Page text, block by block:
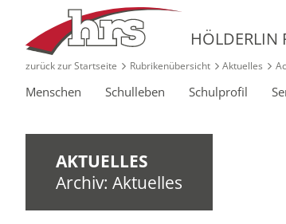
HÖLDERLIN
zurück zur Startseite Rubrikenübersicht Aktuelles
Menschen Schulleben Schulprofil
AKTUELLES
Archiv: Aktuelles